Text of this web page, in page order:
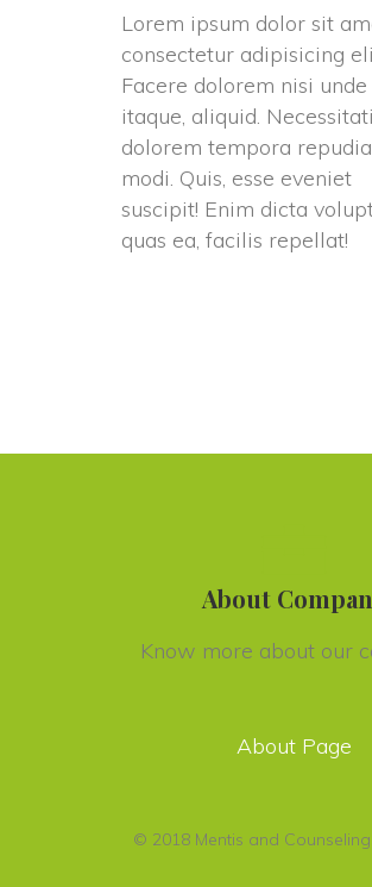
Lorem ipsum dolor sit
consectetur adipisicing
Facere dolorem nisi unde
itaque, aliquid.
dolorem tempora
modi. Quis, esse eveniet
uscipit! Enim dicta
quas ea, facilis repellat!
About
Know more about our
About Page
© 2018 Mentis and